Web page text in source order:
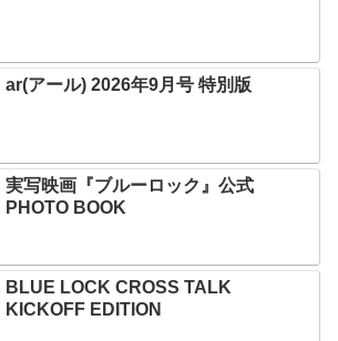
ar(アール) 2026年9月号 特別版
実写映画『ブルーロック』公式
PHOTO BOOK
BLUE LOCK CROSS TALK
KICKOFF EDITION